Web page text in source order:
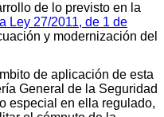
de lo previsto en la
Ley 27/2011, de 1 de
y modernización del
de aplicación de esta
General de la Seguridad
especial en ella regulado,